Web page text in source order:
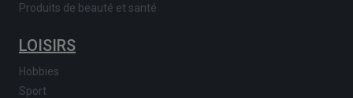
Produits de beauté et santé
LOISIRS
Hobbies
Sport